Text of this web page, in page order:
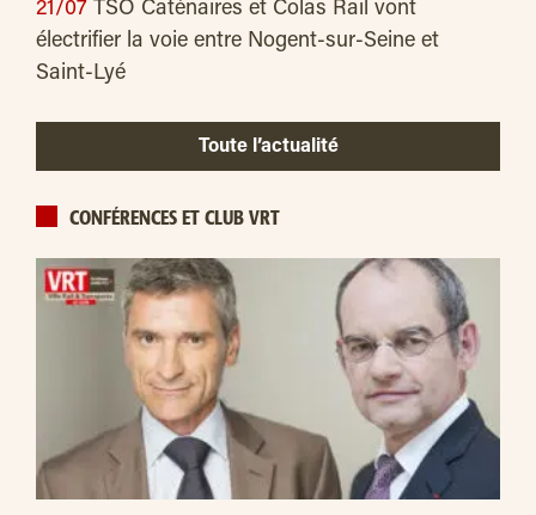
21/07 TSO Caténaires et Colas Rail vont
électrifier la voie entre Nogent-sur-Seine et
Saint-Lyé
Toute l’actualité
CONFÉRENCES ET CLUB VRT